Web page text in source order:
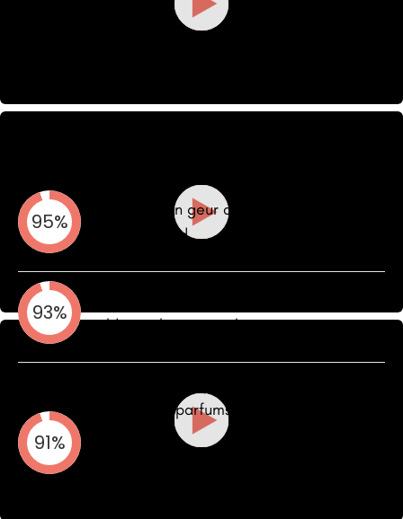
95%
Ervaarden een geur die minimaal
8 uren aanhield
93%
voelden zich opgemerkt
91%
tussen onze parfums en bekende